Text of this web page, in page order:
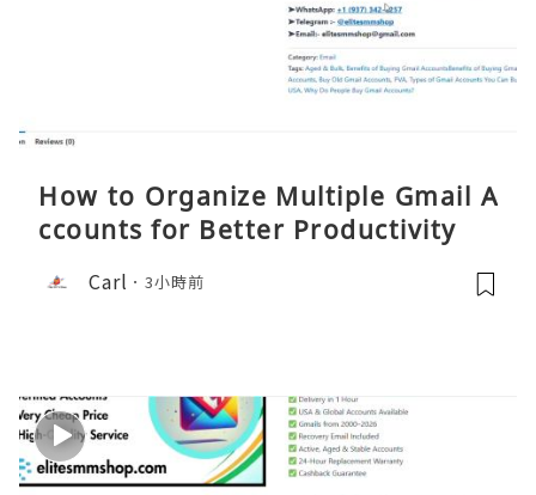
How to Organize Multiple Gmail A
ccounts for Better Productivity
Carl 3小時前